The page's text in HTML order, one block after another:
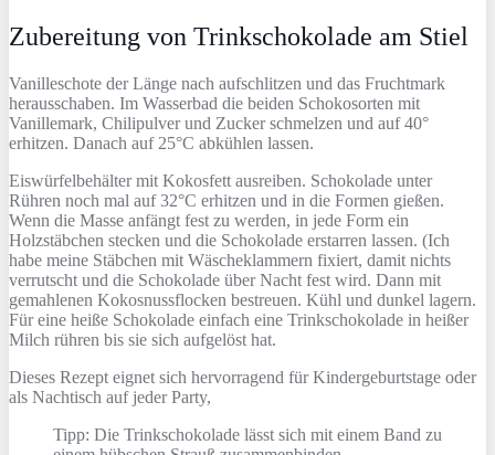
Zubereitung von Trinkschokolade am Stiel
Vanilleschote der Länge nach aufschlitzen und das Fruchtmark
herausschaben. Im Wasserbad die beiden Schokosorten mit
Vanillemark, Chilipulver und Zucker schmelzen und auf 40°
erhitzen. Danach auf 25°C abkühlen lassen.
Eiswürfelbehälter mit Kokosfett ausreiben. Schokolade unter
Rühren noch mal auf 32°C erhitzen und in die Formen gießen.
Wenn die Masse anfängt fest zu werden, in jede Form ein
Holzstäbchen stecken und die Schokolade erstarren lassen. (Ich
habe meine Stäbchen mit Wäscheklammern fixiert, damit nichts
verrutscht und die Schokolade über Nacht fest wird. Dann mit
gemahlenen Kokosnussflocken bestreuen. Kühl und dunkel lagern.
Für eine heiße Schokolade einfach eine Trinkschokolade in heißer
Milch rühren bis sie sich aufgelöst hat.
Dieses Rezept eignet sich hervorragend für Kindergeburtstage oder
als Nachtisch auf jeder Party,
Tipp: Die Trinkschokolade lässt sich mit einem Band zu